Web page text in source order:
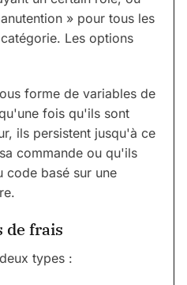
» pour tous les
Les options
forme de variables de
fois qu'ils sont
ils persistent jusqu'à ce
commande ou qu'ils
code basé sur une
de frais
types :